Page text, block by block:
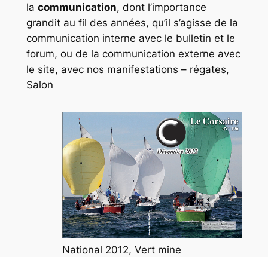
la communication, dont l’importance
grandit au fil des années, qu’il s’agisse de la
communication interne avec le bulletin et le
forum, ou de la communication externe avec
le site, avec nos manifestations – régates,
Salon
National 2012, Vert mine